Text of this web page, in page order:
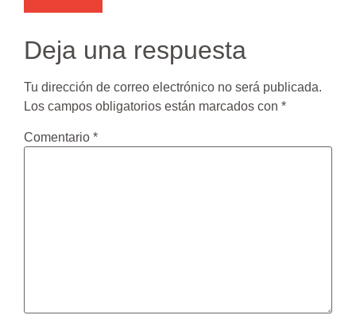
Deja una respuesta
Tu dirección de correo electrónico no será publicada.
Los campos obligatorios están marcados con *
Comentario *